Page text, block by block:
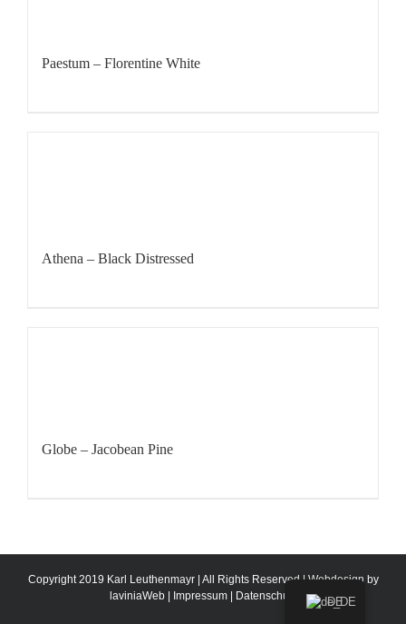
Paestum – Florentine White
Athena – Black Distressed
Globe – Jacobean Pine
Copyright 2019 Karl Leuthenmayr | All Rights Reserved | Webdesign by
laviniaWeb| Impressum| Datenschutz DE